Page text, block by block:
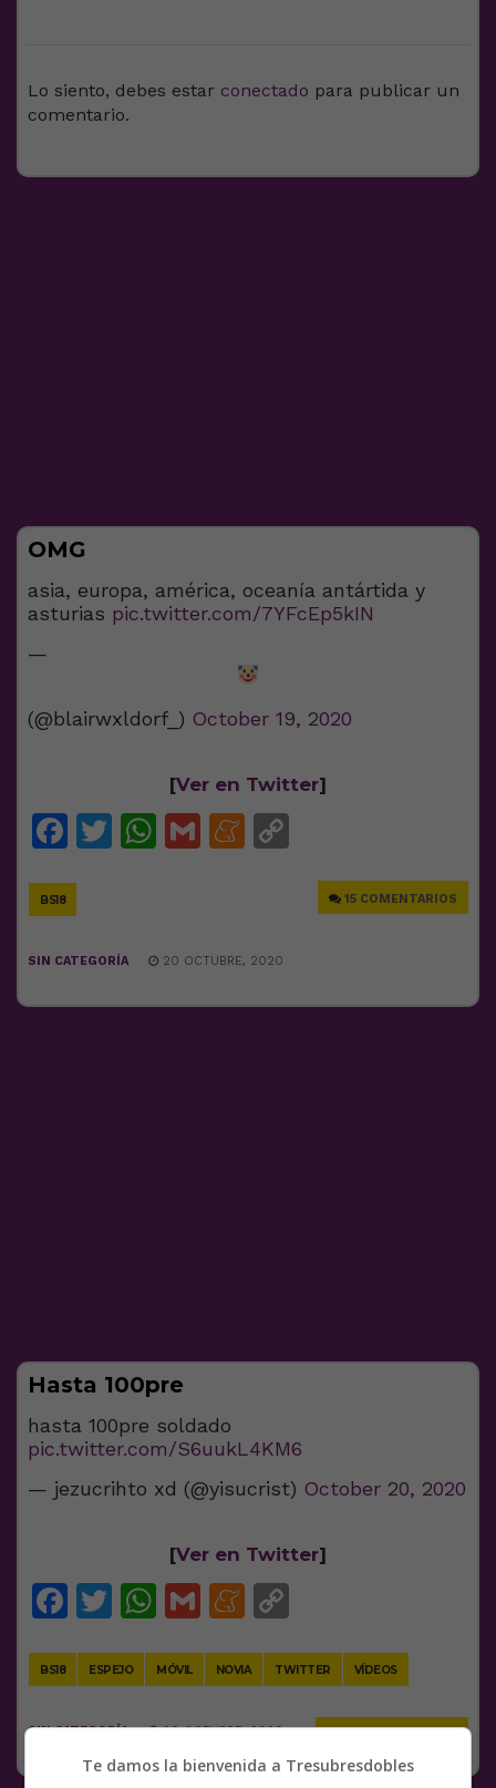
Lo siento, debes estar conectado para publicar un
comentario.
OMG
asia, europa, américa, oceanía antártida y
asturias pic.twitter.com/7YFcEp5kIN
—
(@blairwxldorf_) October 19, 2020
[Ver en Twitter]
Facebook
Twitter
WhatsApp
GmailMeneame
BS18 15 COMENTARIOS
SIN CATEGORÍA 20 OCTUBRE, 2020
Hasta 100pre
hasta 100pre soldado
pic.twitter.com/S6uukL4KM6
— jezucrihto xd (@yisucrist) October 20, 2020
[Ver en Twitter]
Facebook
Twitter
WhatsApp
GmailMeneame
BS18 ESPEJO MÓVIL NOVIA TWITTER VÍDEOS
SIN CATEGORÍA 20 OCTUBRE, 2020
Te damos la bienvenida a Tresubresdobles